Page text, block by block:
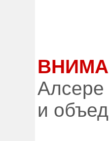
Алсере
и